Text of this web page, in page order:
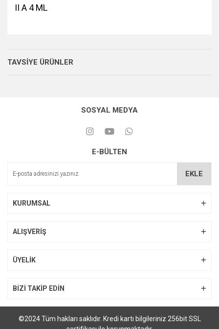
II A 4 ML
TAVSİYE ÜRÜNLER
SOSYAL MEDYA
E-BÜLTEN
EKLE
KURUMSAL
ALIŞVERİŞ
ÜYELİK
BİZİ TAKİP EDİN
©2024 Tüm hakları saklıdır. Kredi kartı bilgileriniz 256bit SSL